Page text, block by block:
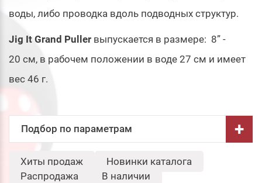
воды, либо проводка вдоль подводных структур.
Jig It Grand Puller выпускается в размере: 8” -
20 см, в рабочем положении в воде 27 см и имеет
вес 46 г.
Подбор по параметрам +
Хиты продаж
Новинки каталога
Распродажа
В наличии